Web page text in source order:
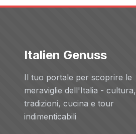
Italien Genuss
Il tuo portale per scoprire le
meraviglie dell'Italia - cultura,
tradizioni, cucina e tour
indimenticabili